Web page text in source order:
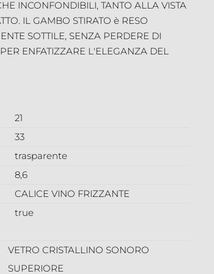
INCONFONDIBILI, TANTO ALLA VISTA
IL GAMBO STIRATO è RESO
SOTTILE, SENZA PERDERE DI
ENFATIZZARE L'ELEGANZA DEL
21
33
trasparente
8,6
CALICE VINO FRIZZANTE
true
VETRO CRISTALLINO SONORO
SUPERIORE